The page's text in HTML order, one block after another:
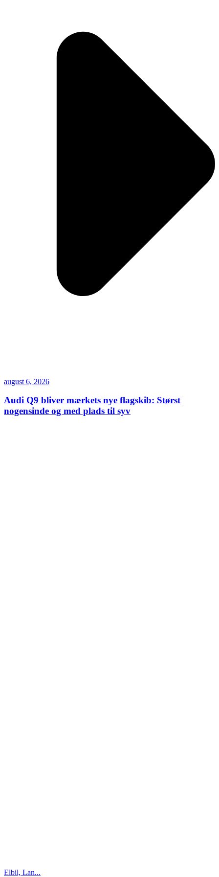
august 6, 2026
Audi Q9 bliver mærkets nye flagskib: Størst
nogensinde og med plads til syv
Elbil, Lan...